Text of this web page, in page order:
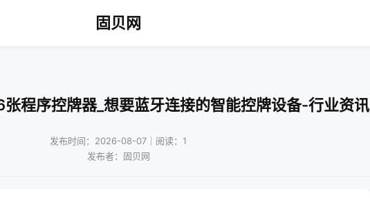
固贝网
程序控牌器_想要蓝牙连接的智能控牌设备-行业资讯
发布时间：2026-08-07｜阅读：1
发布者：固贝网